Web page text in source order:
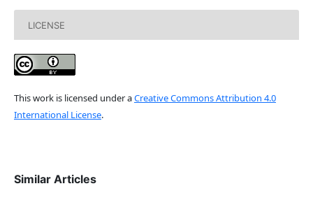
LICENSE
This work is licensed under aCreative Commons Attribution 4.0
International License.
Similar Articles